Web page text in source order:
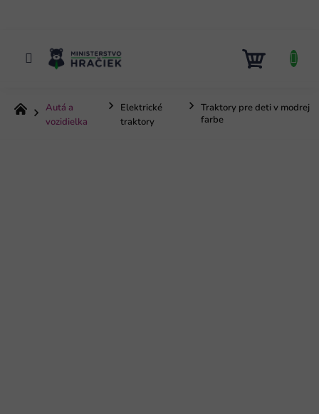
KOŠÍK
DomovAutá a
vozidielka
Elektrické
traktory
Traktory pre deti v modrej
farbe